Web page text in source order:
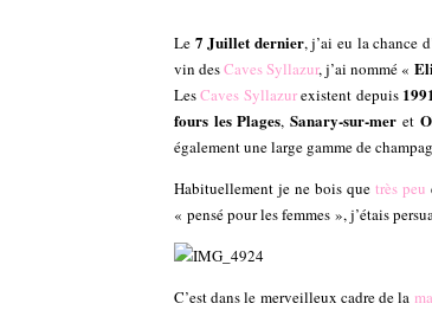
Le 7 Juillet dernier, j’ai eu la chance
vin desCaves Syllazur, j’ai nommé «
LesCaves Syllazurexistent depuis
fours les Plages,Sanary-sur-mer et
également une large gamme de
Habituellement je ne bois que très peu
« pensé pour les femmes », j’étais
C’est dans le merveilleux cadre de la